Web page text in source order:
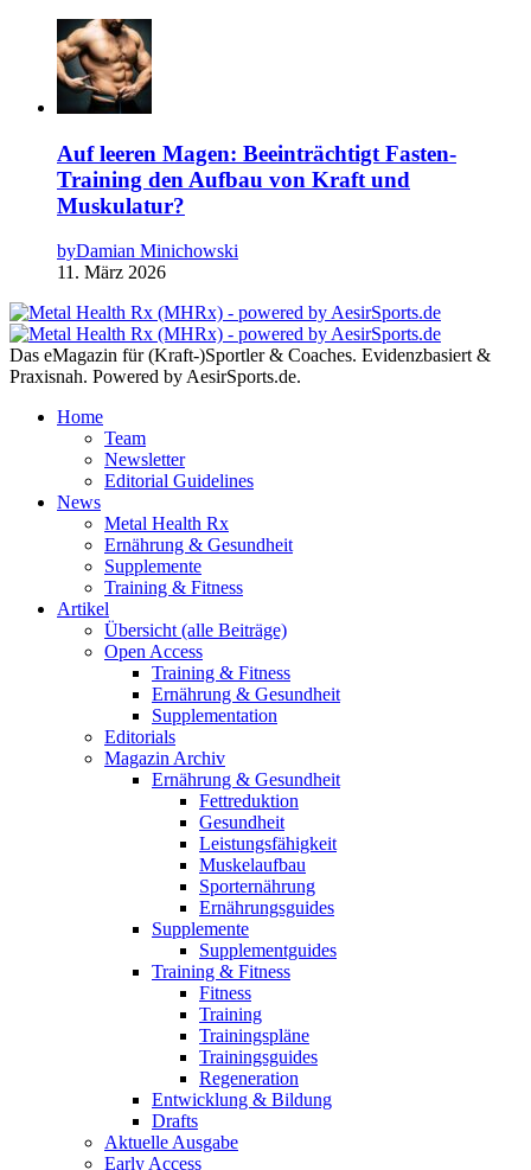
Auf leeren Magen: Beeinträchtigt Fasten-
Training den Aufbau von Kraft und
Muskulatur?
byDamian Minichowski
11. März 2026
Das eMagazin für (Kraft-)Sportler & Coaches. Evidenzbasiert &
Praxisnah. Powered by AesirSports.de.
Home
Team
Newsletter
Editorial Guidelines
News
Metal Health Rx
Ernährung & Gesundheit
Supplemente
Training & Fitness
Artikel
Übersicht (alle Beiträge)
Open Access
Training & Fitness
Ernährung & Gesundheit
Supplementation
Editorials
Magazin Archiv
Ernährung & Gesundheit
Fettreduktion
Gesundheit
Leistungsfähigkeit
Muskelaufbau
Sporternährung
Ernährungsguides
Supplemente
Supplementguides
Training & Fitness
Fitness
Training
Trainingspläne
Trainingsguides
Regeneration
Entwicklung & Bildung
Drafts
Aktuelle Ausgabe
Early Access